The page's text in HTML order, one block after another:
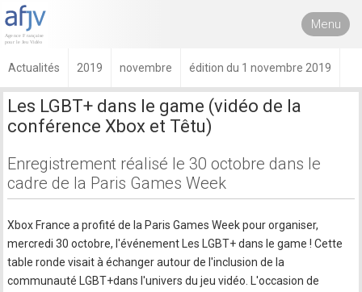
Menu
Actualités 2019 novembre édition du 1 novembre 2019
Les LGBT+ dans le game (vidéo de la
conférence Xbox et Têtu)
Enregistrement réalisé le 30 octobre dans le
cadre de la Paris Games Week
Xbox France a profité de la Paris Games Week pour organiser,
mercredi 30 octobre, l'événement Les LGBT+ dans le game ! Cette
table ronde visait à échanger autour de l'inclusion de la
communauté LGBT+dans l'univers du jeu vidéo. L'occasion de